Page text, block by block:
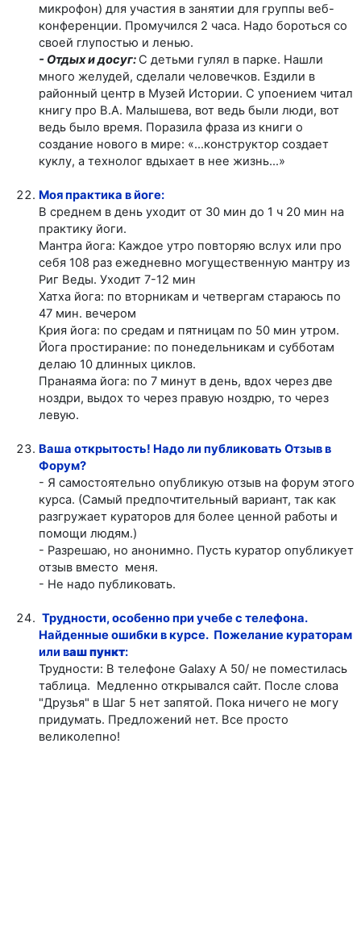
микрофон) для участия в занятии для группы веб-
конференции. Промучился 2 часа. Надо бороться со
своей глупостью и ленью.
- Отдых и досуг: С детьми гулял в парке. Нашли
много желудей, сделали человечков. Ездили в
районный центр в Музей Истории. С упоением читал
книгу про В.А. Малышева, вот ведь были люди, вот
ведь было время. Поразила фраза из книги о
создание нового в мире: «…конструктор создает
куклу, а технолог вдыхает в нее жизнь…»
Моя практика в йоге:
В среднем в день уходит от 30 мин до 1 ч 20 мин на
практику йоги.
Мантра йога: Каждое утро повторяю вслух или про
себя 108 раз ежедневно могущественную мантру из
Риг Веды. Уходит 7-12 мин
Хатха йога: по вторникам и четвергам стараюсь по
47 мин. вечером
Крия йога: по средам и пятницам по 50 мин утром.
Йога простирание: по понедельникам и субботам
делаю 10 длинных циклов.
Пранаяма йога: по 7 минут в день, вдох через две
ноздри, выдох то через правую ноздрю, то через
левую.
Ваша открытость! Надо ли публиковать Отзыв в
Форум?
- Я самостоятельно опубликую отзыв на форум этого
курса. (Самый предпочтительный вариант, так как
разгружает кураторов для более ценной работы и
помощи людям.)
- Разрешаю, но анонимно. Пусть куратор опубликует
отзыв вместо меня.
- Не надо публиковать.
Трудности, особенно при учебе с телефона.
Найденные ошибки в курсе. Пожелание кураторам
или ваш пункт:
Трудности: В телефоне Galaxy A 50/ не поместилась
таблица. Медленно открывался сайт. После слова
"Друзья" в Шаг 5 нет запятой. Пока ничего не могу
придумать. Предложений нет. Все просто
великолепно!